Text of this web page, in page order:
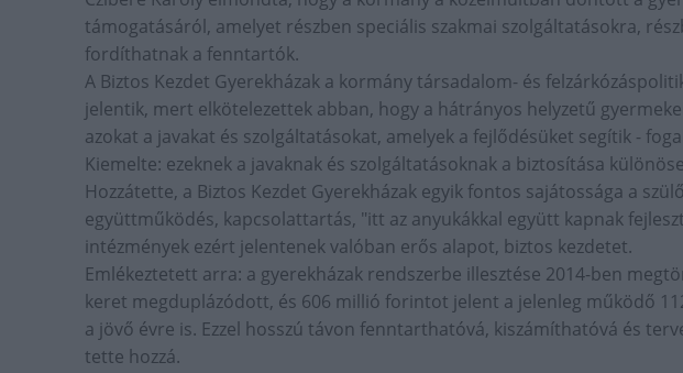
támogatásáról, amelyet részben speciális szakmai szolgáltatásokra,
fordíthatnak a fenntartók.
A Biztos Kezdet Gyerekházak a kormány társadalom- és
jelentik, mert elkötelezettek abban, hogy a hátrányos helyzetű
azokat a javakat és szolgáltatásokat, amelyek a fejlődésüket segítik -
Kiemelte: ezeknek a javaknak és szolgáltatásoknak a biztosítása
Hozzátette, a Biztos Kezdet Gyerekházak egyik fontos sajátossága a
együttműködés, kapcsolattartás, "itt az anyukákkal együtt kapnak
intézmények ezért jelentenek valóban erős alapot, biztos kezdetet.
Emlékeztetett arra: a gyerekházak rendszerbe illesztése 2014-ben
keret megduplázódott, és 606 millió forintot jelent a jelenleg működő
a jövő évre is. Ezzel hosszú távon fenntarthatóvá, kiszámíthatóvá és
tette hozzá.